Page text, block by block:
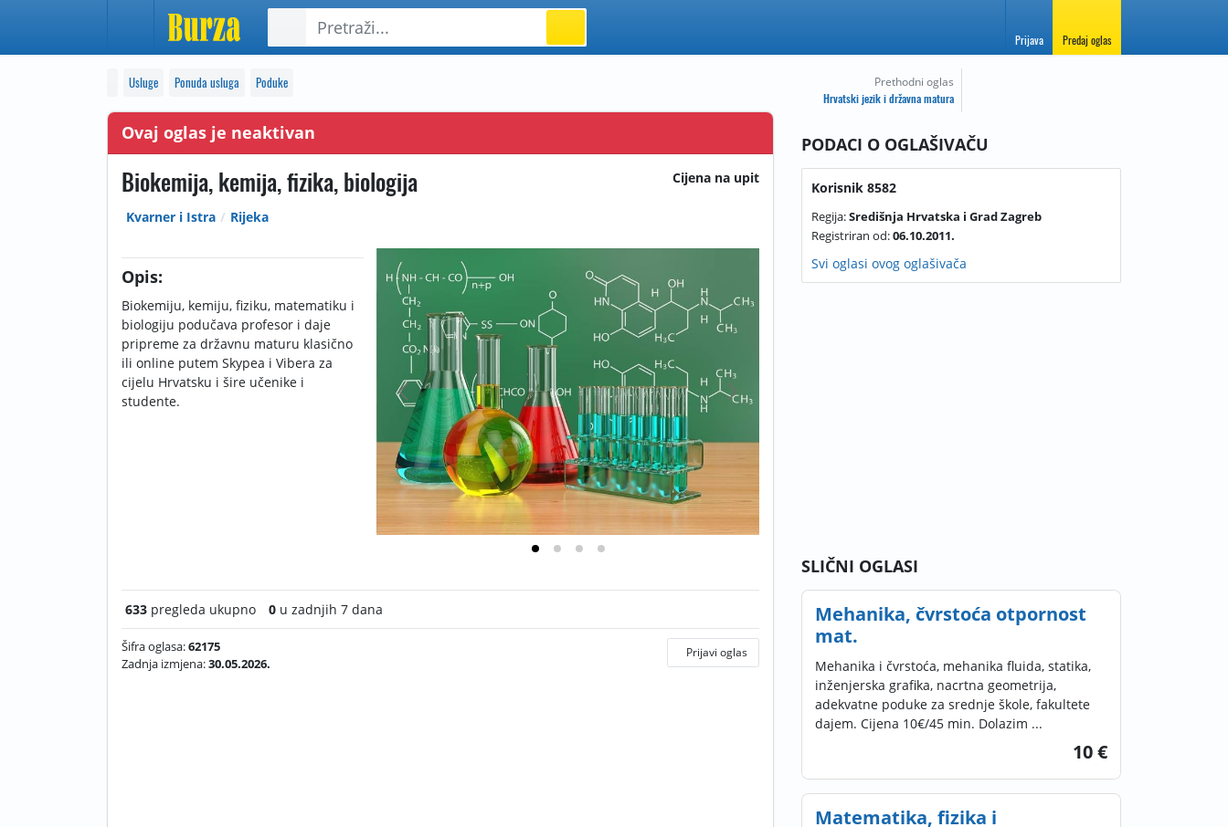
Prijava Predaj oglas
Usluge Ponuda usluga Poduke
Ovaj oglas je neaktivan
Biokemija, kemija, fizika, biologija Cijena na upit
Kvarner i Istra Rijeka
Opis:
Biokemiju, kemiju, fiziku, matematiku i
biologiju podučava profesor i daje
pripreme za državnu maturu klasično
ili online putem Skypea i Vibera za
cijelu Hrvatsku i šire učenike i
studente.
633 pregleda ukupno 0 u zadnjih 7 dana
Šifra oglasa:62175
Zadnja izmjena:30.05.2026.
Prijavi oglas
Prethodni oglas
Hrvatski jezik i državna matura
PODACI O OGLAŠIVAČU
Korisnik 8582
Regija:Središnja Hrvatska i Grad Zagreb
Registriran od:06.10.2011.
Svi oglasi ovog oglašivača
SLIČNI OGLASI
Mehanika, čvrstoća otpornost
mat.
Mehanika i čvrstoća, mehanika fluida, statika,
inženjerska grafika, nacrtna geometrija,
adekvatne poduke za srednje škole, fakultete
dajem. Cijena 10€/45 min. Dolazim ...
10 €
Matematika, fizika i